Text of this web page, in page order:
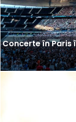
Concerte în Paris